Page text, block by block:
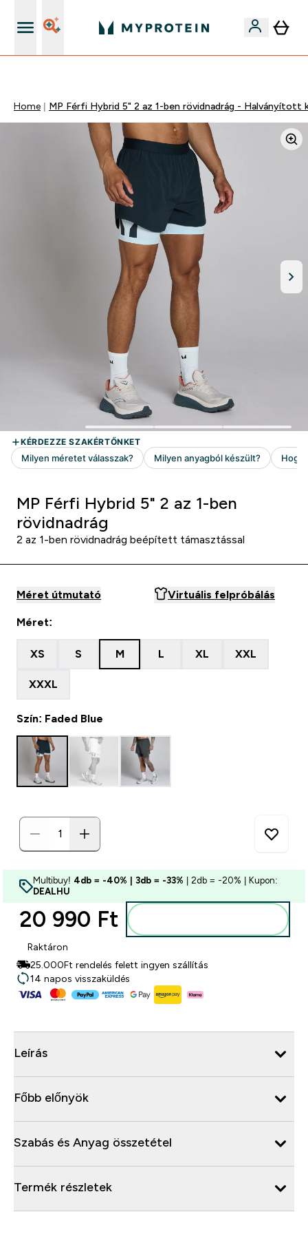
Home MP Férfi Hybrid 5" 2 az 1-ben rövidnadrág - Halványított
MP Férfi Hybrid 5" 2 az 1-ben
rövidnadrág
2 az 1-ben rövidnadrág beépített támasztással
Méret útmutató Virtuális felpróbálás
Méret:
XS S M L XL XXL
XXXL
Szín: Faded Blue
Multibuy! 4db = -40% | 3db = -33% | 2db = -20% | Kupon:
DEALHU
20 990 Ft‎
Raktáron
25.000Ft rendelés felett ingyen szállítás
14 napos visszaküldés
Leírás
Főbb előnyök
Szabás és Anyag összetétel
Termék részletek